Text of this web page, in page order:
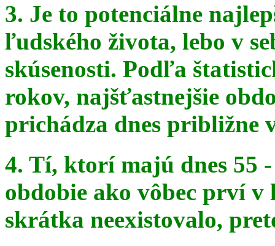
3. Je to potenciálne
ľudského života, lebo v
skúsenosti. Podľa
rokov, najšťastnejšie
prichádza dnes približne
4. Tí, ktorí majú dnes 55
obdobie ako vôbec prví
skrátka neexistovalo,